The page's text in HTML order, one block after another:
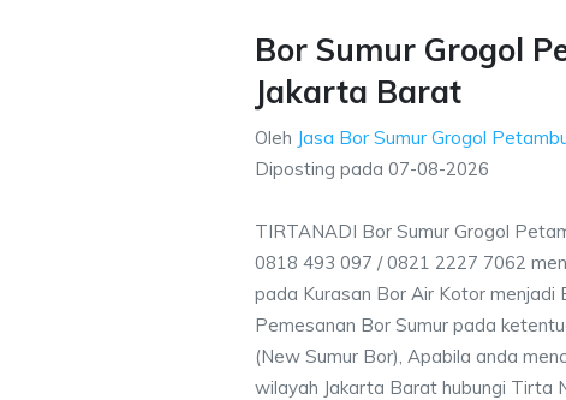
Bor Sumur Grogol
Jakarta Barat
Oleh Jasa Bor Sumur Grogol
Diposting pada 07-08-2026
TIRTANADI Bor Sumur Grogol
0818 493 097 / 0821 2227 7062
pada Kurasan Bor Air Kotor menjadi
Pemesanan Bor Sumur pada
(New Sumur Bor), Apabila anda
wilayah Jakarta Barat hubungi Tirta